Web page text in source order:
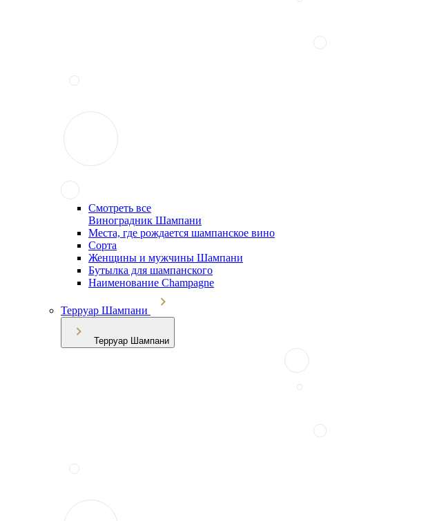
Смотреть все
Виноградник Шампани
Места, где рождается шампанское вино
Сорта
Женщины и мужчины Шампани
Бутылка для шампанского
Наименование Champagne
Терруар Шампани
Терруар Шампани